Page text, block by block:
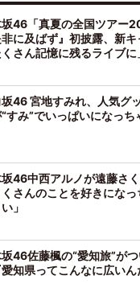
坂46「真夏の全国ツアー
非に及ばず』初披露、新
くさん記憶に残るライブに
坂46 宮地すみれ、人気グ
すみ”でいっぱいになっち
坂46中西アルノが遠藤さ
くさんのことを好きにな
」
坂46佐藤楓の“愛知旅”が
愛知県ってこんなに広い